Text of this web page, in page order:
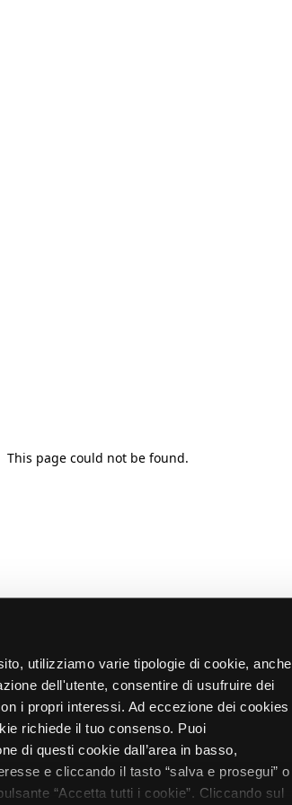
utilizziamo varie tipologie di cookie, anche
dell'utente, consentire di usufruire dei
i propri interessi. Ad eccezione dei cookies
richiede il tuo consenso. Puoi
di questi cookie dall’area in basso,
e cliccando il tasto “salva e prosegui” o
“Accetta tutti i cookie”. Cliccando sul
This page could not be found.